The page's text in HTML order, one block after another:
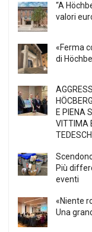
“A
valori
«Ferma
di
E PIENA
VITTIMA
TEDESCHI
Più
eventi
«Niente
Una